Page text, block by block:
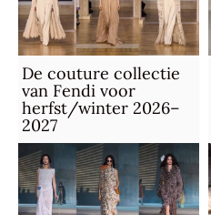
De couture collectie
van Fendi voor
herfst/winter 2026–
2027